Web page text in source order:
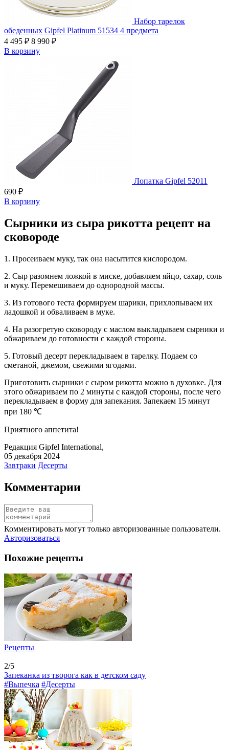
Набор тарелок
обеденных Gipfel Platinum 51534 4 предмета
4 495 ₽ 8 990 ₽
В корзину
Лопатка Gipfel 52011
690 ₽
В корзину
Сырники из сыра рикотта рецепт на
сковороде
1. Просеиваем муку, так она насытится кислородом.
2. Сыр разомнем ложкой в миске, добавляем яйцо, сахар, соль
и муку. Перемешиваем до однородной массы.
3. Из готового теста формируем шарики, прихлопываем их
ладошкой и обваливаем в муке.
4. На разогретую сковороду с маслом выкладываем сырники и
обжариваем до готовности с каждой стороны.
5. Готовый десерт перекладываем в тарелку. Подаем со
сметаной, джемом, свежими ягодами.
Приготовить сырники с сыром рикотта можно в духовке. Для
этого обжариваем по 2 минуты с каждой стороны, после чего
перекладываем в форму для запекания. Запекаем 15 минут
при 180 ℃
Приятного аппетита!
Редакция Gipfel International,
05 декабря 2024
Завтраки Десерты
Комментарии
Комментировать могут только авторизованные пользователи.
Авторизоваться
Похожие рецепты
Рецепты
2/5
Запеканка из творога как в детском саду
#Выпечка #Десерты